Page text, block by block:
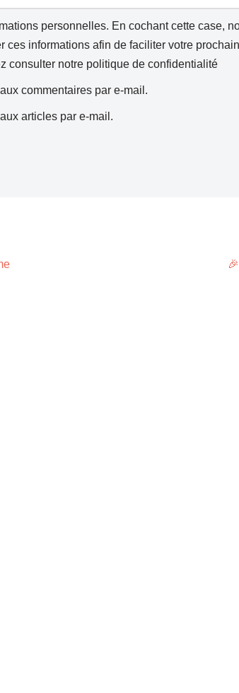
personnelles. En cochant cette case,
ces informations afin de faciliter votre
consulter notre politique de confidentialité
commentaires par e-mail.
articles par e-mail.